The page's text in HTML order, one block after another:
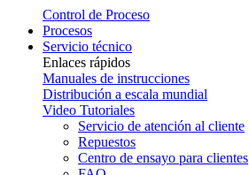
Control de Proceso
Procesos
Servicio técnico
Enlaces rápidos
Manuales de instrucciones
Distribución a escala mundial
Video Tutoriales
Servicio de atención al cliente
Repuestos
Centro de ensayo para clientes